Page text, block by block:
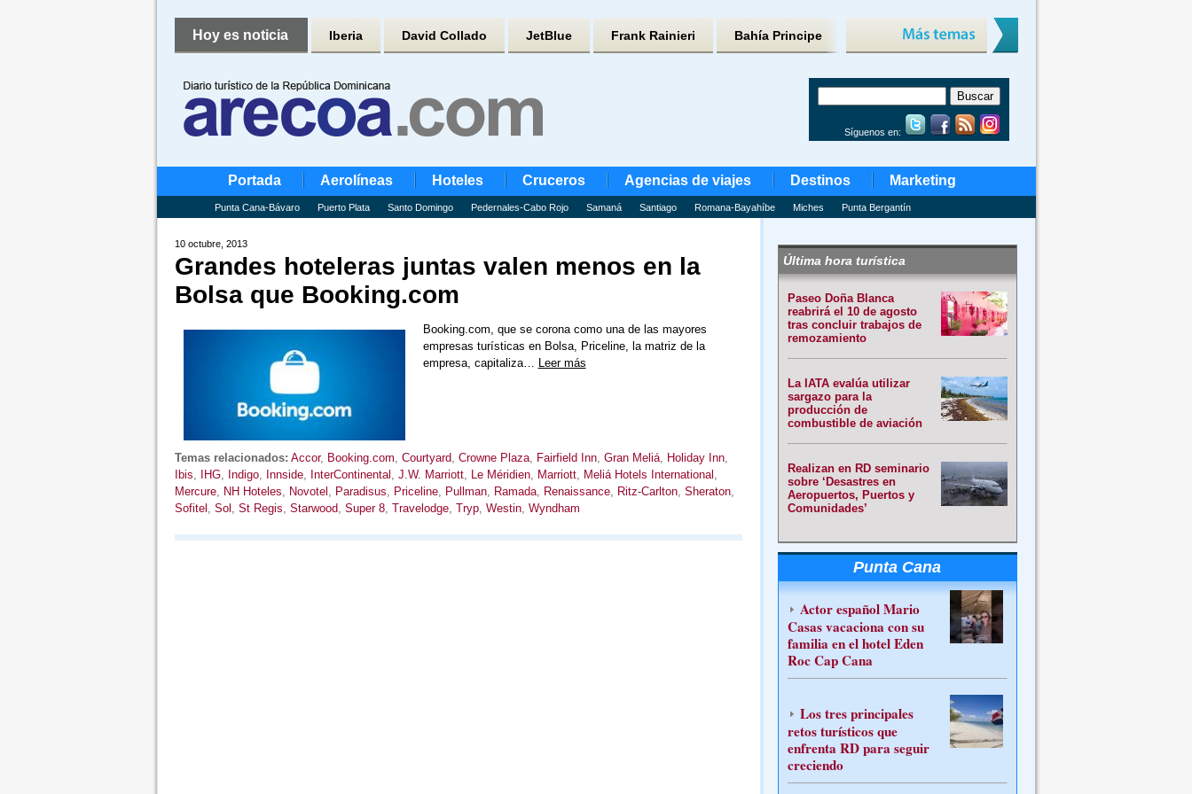
Hoy es noticia Iberia David Collado JetBlue Frank Rainieri Bahía Principe
Síguenos en:
Portada Aerolíneas Hoteles Cruceros Agencias de viajes Destinos Marketing
Punta Cana-Bávaro Puerto Plata Santo Domingo Pedernales-Cabo Rojo Samaná Santiago Romana-Bayahíbe Miches Punta Bergantín
10 octubre, 2013
Grandes hoteleras juntas valen menos en la
Bolsa que Booking.com
Booking.com, que se corona como una de las mayores
empresas turísticas en Bolsa, Priceline, la matriz de la
empresa, capitaliza… Leer más
Temas relacionados: Accor, Booking.com, Courtyard, Crowne Plaza, Fairfield Inn, Gran Meliá, Holiday Inn,
Ibis, IHG, Indigo, Innside, InterContinental , J.W. Marriott, Le Méridien, Marriott, Meliá Hotels International ,
Mercure, NH Hoteles, Novotel , Paradisus, Priceline, Pullman, Ramada, Renaissance, Ritz-Carlton, Sheraton,
Sofitel , Sol , St Regis, Starwood, Super 8, Travelodge, Tryp, Westin, Wyndham
Última hora turística
Paseo Doña Blanca
reabrirá el 10 de agosto
tras concluir trabajos de
remozamiento
La IATA evalúa utilizar
sargazo para la
producción de
combustible de aviación
Realizan en RD seminario
sobre ‘Desastres en
Aeropuertos, Puertos y
Comunidades’
Punta Cana
Actor español Mario
Casas vacaciona con su
familia en el hotel Eden
Roc Cap Cana
Los tres principales
retos turísticos que
enfrenta RD para seguir
creciendo